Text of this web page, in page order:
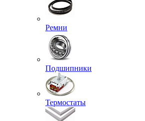
Ремни
Подшипники
Термостаты